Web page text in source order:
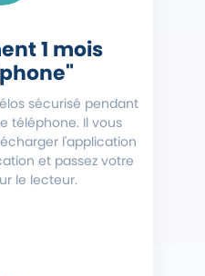
1 mois
sécurisé pendant
téléphone. Il vous
l'application
et passez votre
le lecteur.